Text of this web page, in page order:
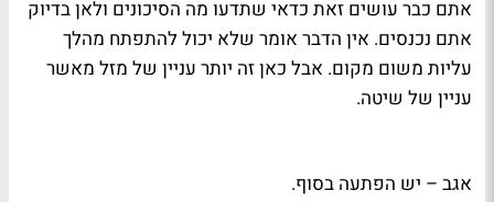
אתם כבר עושים זאת כדאי שתדעו מה הסיכונים ולאן בדיוק
אתם נכנסים. אין הדבר אומר שלא יכול להתפתח מהלך
עליות משום מקום. אבל כאן זה יותר עניין של מזל מאשר
עניין של שיטה.
אגב – יש הפתעה בסוף.